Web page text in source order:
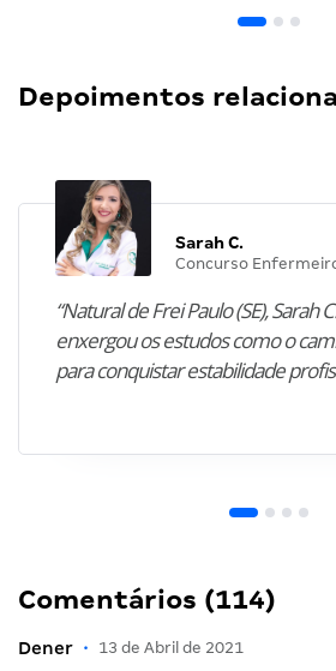
Depoimentos
Sarah C.
Concurso
“Natural de Frei Paulo (SE), Sarah
enxergou os estudos como o
para conquistar estabilidade
Comentários (114)
Dener • 13 de Abril de 2021